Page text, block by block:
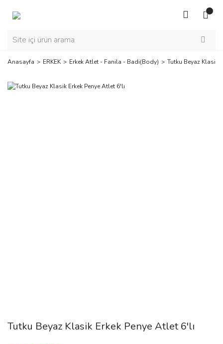
Anasayfa ERKEK Erkek Atlet - Fanila - Badi(Body) Tutku Beyaz Klasik
Tutku Beyaz Klasik Erkek Penye Atlet 6'lı